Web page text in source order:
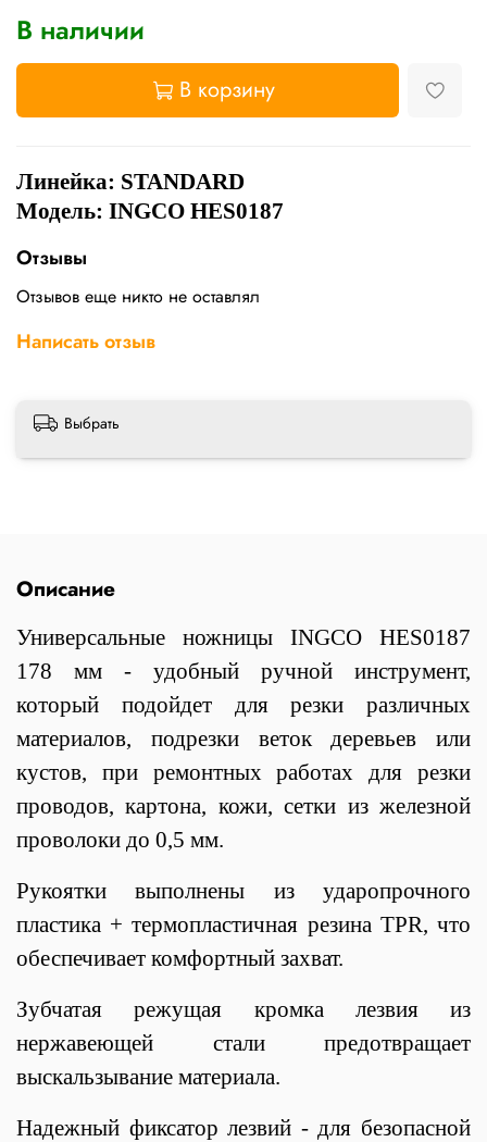
В наличии
В корзину
Линейка: STANDARD
Модель: INGCO HES0187
Отзывы
Отзывов еще никто не оставлял
Написать отзыв
Выбрать
Описание
Универсальные ножницы INGCO HES0187
178 мм - удобный ручной инструмент,
который подойдет для резки различных
материалов, подрезки веток деревьев или
кустов, при ремонтных работах для резки
проводов, картона, кожи, сетки из железной
проволоки до 0,5 мм.
Рукоятки выполнены из ударопрочного
пластика + термопластичная резина TPR, что
обеспечивает комфортный захват.
Зубчатая режущая кромка лезвия из
нержавеющей стали предотвращает
выскальзывание материала.
Надежный фиксатор лезвий - для безопасной